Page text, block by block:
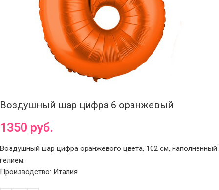
Воздушный шар цифра 6 оранжевый
1350 руб.
Воздушный шар цифра оранжевого цвета, 102 см, наполненный
гелием.
Производство: Италия